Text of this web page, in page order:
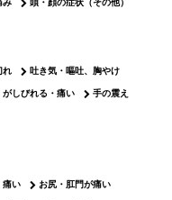
み 頭・顔の症状（その他）
れ 吐き気・嘔吐、胸やけ
がしびれる・痛い 手の震え
痛い お尻・肛門が痛い